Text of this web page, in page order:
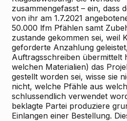
zusammengefasst – ein, dass
von ihr am 1.7.2021
50.000 lfm Pfählen samt
zustande gekommen sei, weil
geforderte Anzahlung
Auftragsschreiben übermittelt
welchen Materialien) das
gestellt worden sei, wisse sie
nicht, welche Pfähle aus
schlussendlich verwendet
beklagte Partei produziere
Einlangen einer Bestellung.